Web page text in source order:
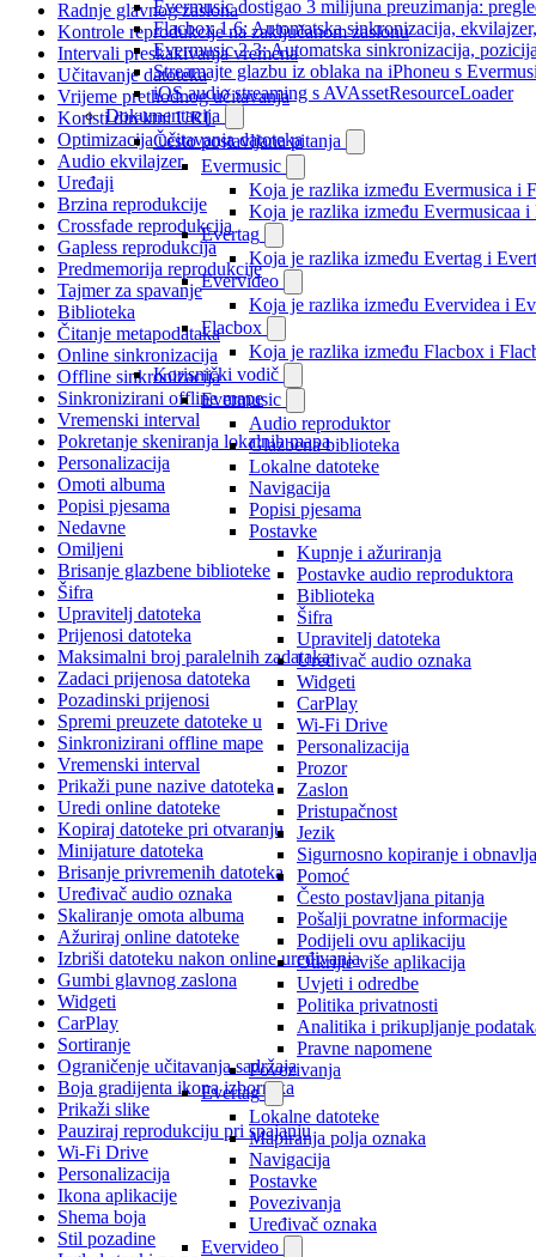
Evermusic dostigao 3 milijuna preuzimanja:
Flacbox 1.6: Automatska sinkronizacija,
Evermusic 2.3: Automatska sinkronizacija,
Streamajte glazbu iz oblaka na iPhoneu s
iOS audio streaming s AVAssetResourceLoader
Dokumentacija
Često postavljana pitanja
Evermusic
Koja je razlika između Evermusica i
Koja je razlika između Evermusicaa i
Evertag
Koja je razlika između Evertag i
Evervideo
Koja je razlika između Evervidea i
Flacbox
Koja je razlika između Flacbox i
Korisnički vodič
Evermusic
Audio reproduktor
Glazbena biblioteka
Lokalne datoteke
Navigacija
Popisi pjesama
Postavke
Kupnje i ažuriranja
Postavke audio reproduktora
Biblioteka
Šifra
Upravitelj datoteka
Uređivač audio oznaka
Widgeti
CarPlay
Wi-Fi Drive
Personalizacija
Prozor
Zaslon
Pristupačnost
Jezik
Sigurnosno kopiranje i
Pomoć
Često postavljana pitanja
Pošalji povratne informacije
Podijeli ovu aplikaciju
Otkrijte više aplikacija
Uvjeti i odredbe
Politika privatnosti
Analitika i prikupljanje
Pravne napomene
Povezivanja
Evertag
Lokalne datoteke
Mapiranja polja oznaka
Navigacija
Postavke
Povezivanja
Uređivač oznaka
Evervideo
Radnje glavnog zaslona
Kontrole reprodukcije na zaključanom zaslonu
Intervali preskakivanja vremena
Učitavanje datoteka
Vrijeme prethodnog učitavanja
Koristi direktni URL
Optimizacija učitavanja datoteka
Audio ekvilajzer
Uređaji
Brzina reprodukcije
Crossfade reprodukcija
Gapless reprodukcija
Predmemorija reprodukcije
Tajmer za spavanje
Biblioteka
Čitanje metapodataka
Online sinkronizacija
Offline sinkronizacija
Sinkronizirani offline mape
Vremenski interval
Pokretanje skeniranja lokalnih mapa
Personalizacija
Omoti albuma
Popisi pjesama
Nedavne
Omiljeni
Brisanje glazbene biblioteke
Šifra
Upravitelj datoteka
Prijenosi datoteka
Maksimalni broj paralelnih zadataka
Zadaci prijenosa datoteka
Pozadinski prijenosi
Spremi preuzete datoteke u
Sinkronizirani offline mape
Vremenski interval
Prikaži pune nazive datoteka
Uredi online datoteke
Kopiraj datoteke pri otvaranju
Minijature datoteka
Brisanje privremenih datoteka
Uređivač audio oznaka
Skaliranje omota albuma
Ažuriraj online datoteke
Izbriši datoteku nakon online uređivanja
Gumbi glavnog zaslona
Widgeti
CarPlay
Sortiranje
Ograničenje učitavanja sadržaja
Boja gradijenta ikona izbornika
Prikaži slike
Pauziraj reprodukciju pri spajanju
Wi-Fi Drive
Personalizacija
Ikona aplikacije
Shema boja
Stil pozadine